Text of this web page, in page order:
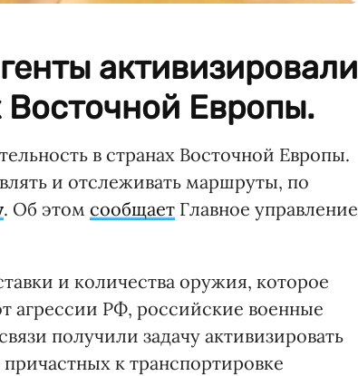
активизировали
Восточной Европы.
в странах Восточной Европы.
и отслеживать маршруты, по
. Об этом сообщает Главное управление
и количества оружия, которое
агрессии РФ, российские военные
получили задачу активизировать
к транспортировке